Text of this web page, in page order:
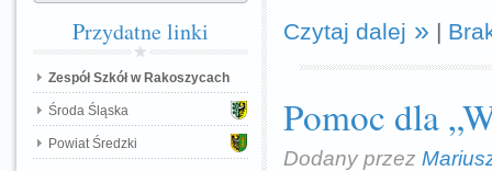
Czytaj dalej |
Pomoc dla
Dodany przez
Przydatnelinki
Zespół Szkół w Rakoszycach
Środa Śląska
Powiat Średzki